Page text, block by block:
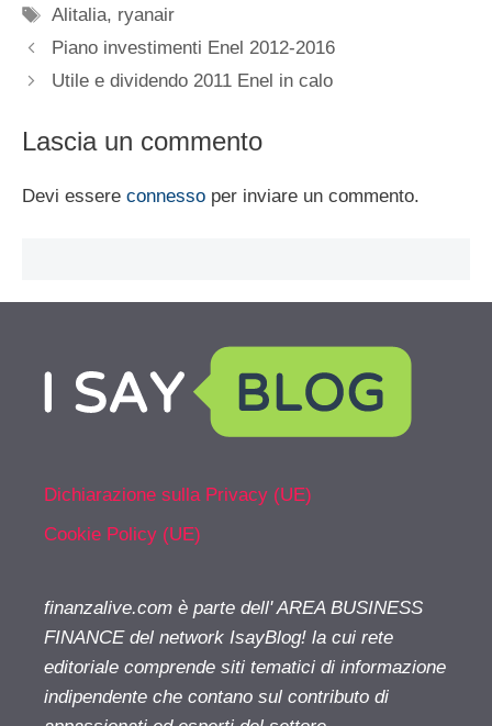
Tag
Alitalia, ryanair
Piano investimenti Enel 2012-2016
Utile e dividendo 2011 Enel in calo
Lascia un commento
Devi essere connesso per inviare un commento.
Dichiarazione sulla Privacy (UE)
Cookie Policy (UE)
finanzalive.com è parte dell' AREA BUSINESS
FINANCE del network IsayBlog! la cui rete
editoriale comprende siti tematici di informazione
indipendente che contano sul contributo di